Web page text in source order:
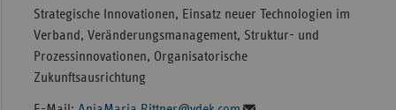
Strategische Innovationen, Einsatz neuer Technologien im
Verband, Veränderungsmanagement, Struktur- und
Prozessinnovationen, Organisatorische
Zukunftsausrichtung